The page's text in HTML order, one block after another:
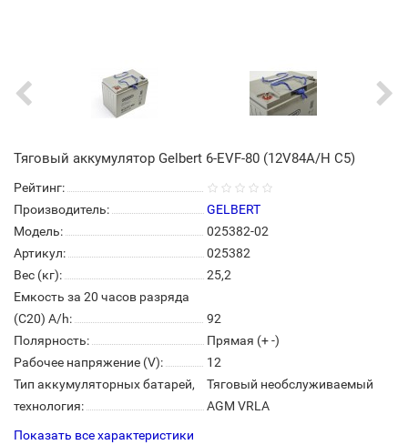
Тяговый аккумулятор Gelbert 6-EVF-80 (12V84A/H C5)
Рейтинг:
Производитель:
GELBERT
Модель:
025382-02
Артикул:
025382
Вес (кг):
25,2
Емкость за 20 часов разряда
(С20) A/h:
92
Полярность:
Прямая (+ -)
Рабочее напряжение (V):
12
Тип аккумуляторных батарей,
технология:
Тяговый необслуживаемый
AGM VRLA
Показать все характеристики